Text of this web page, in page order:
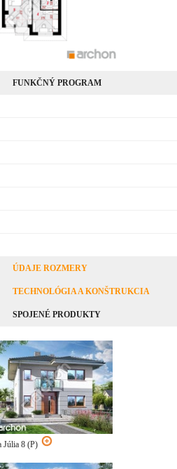
FUNKČNÝ PROGRAM
ÚDAJE ROZMERY
TECHNOLÓGIA A KONŠTRUKCIA
SPOJENÉ PRODUKTY
Júlia 8 (P)